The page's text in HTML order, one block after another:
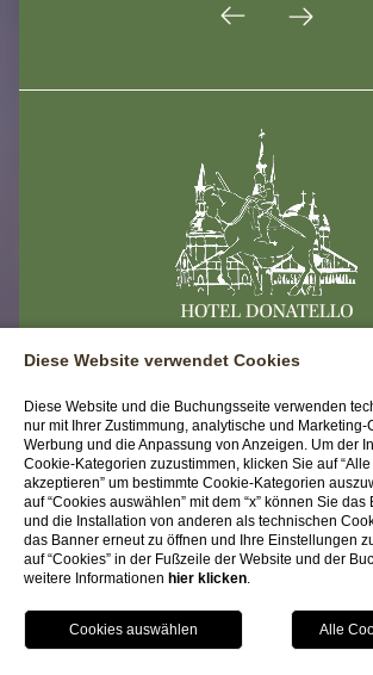
KONTAKTE FIRMENDATEN
ACCESSIBILITY
Hotel Donatello
Via Del Santo 104 | 35123
Tel.+39 049 8750634
P.iva 04465210278
CIN
Diese Website verwendet Cookies
Diese Website und die Buchungsseite verwenden
nur mit Ihrer Zustimmung, analytische und Marketing-
Werbung und die Anpassung von Anzeigen. Um der
Cookie-Kategorien zuzustimmen, klicken Sie auf
akzeptieren” um bestimmte Cookie-Kategorien
auf “Cookies auswählen” mit dem “x” können Sie
und die Installation von anderen als technischen
das Banner erneut zu öffnen und Ihre Einstellungen
auf “Cookies” in der Fußzeile der Website und der
weitere Informationen hier klicken.